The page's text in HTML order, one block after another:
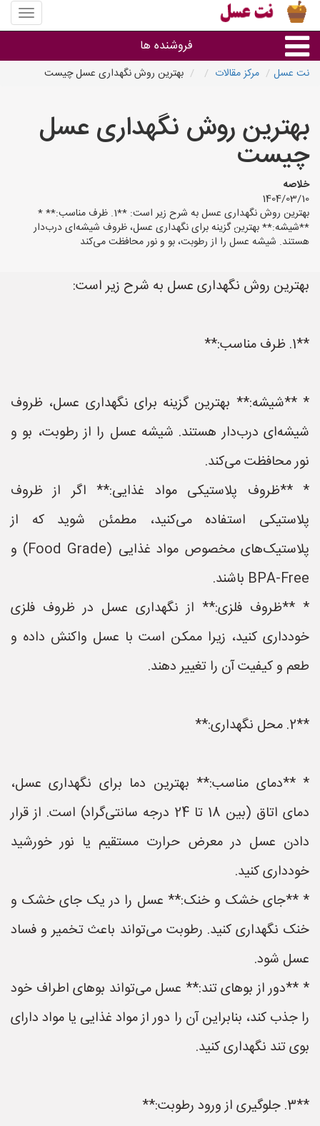
منوی
سایت
عسل
فروشنده ها
استان ها
نت عسل مرکز مقالات بهترین روش نگهداری عسل چیست
بهترین روش نگهداری عسل
چیست
خلاصه
1404/03/10
بهترین روش نگهداری عسل به شرح زیر است: **1. ظرف مناسب:** *
**شیشه:** بهترین گزینه برای نگهداری عسل، ظروف شیشه‌ای درب‌دار
هستند. شیشه عسل را از رطوبت، بو و نور محافظت می‌کند
بهترین روش نگهداری عسل به شرح زیر است:
**1. ظرف مناسب:**
* **شیشه:** بهترین گزینه برای نگهداری عسل، ظروف
شیشه‌ای درب‌دار هستند. شیشه عسل را از رطوبت، بو و
نور محافظت می‌کند.
* **ظروف پلاستیکی مواد غذایی:** اگر از ظروف
پلاستیکی استفاده می‌کنید، مطمئن شوید که از
پلاستیک‌های مخصوص مواد غذایی (Food Grade) و
BPA-Free باشند.
* **ظروف فلزی:** از نگهداری عسل در ظروف فلزی
خودداری کنید، زیرا ممکن است با عسل واکنش داده و
طعم و کیفیت آن را تغییر دهند.
**2. محل نگهداری:**
* **دمای مناسب:** بهترین دما برای نگهداری عسل،
دمای اتاق (بین 18 تا 24 درجه سانتی‌گراد) است. از قرار
دادن عسل در معرض حرارت مستقیم یا نور خورشید
خودداری کنید.
* **جای خشک و خنک:** عسل را در یک جای خشک و
خنک نگهداری کنید. رطوبت می‌تواند باعث تخمیر و فساد
عسل شود.
* **دور از بوهای تند:** عسل می‌تواند بوهای اطراف خود
را جذب کند، بنابراین آن را دور از مواد غذایی یا مواد دارای
بوی تند نگهداری کنید.
**3. جلوگیری از ورود رطوبت:**